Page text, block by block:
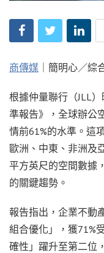
商傳媒 ｜簡明心／綜
根據仲量聯行（JLL
準報告》，全球辦公
情前61%的水準。這
歐洲、中東、非洲及
平方英尺的空間數據
的關鍵趨勢。
報告指出，企業不動
組合優化」，獲71%
確性」躍升至第二位